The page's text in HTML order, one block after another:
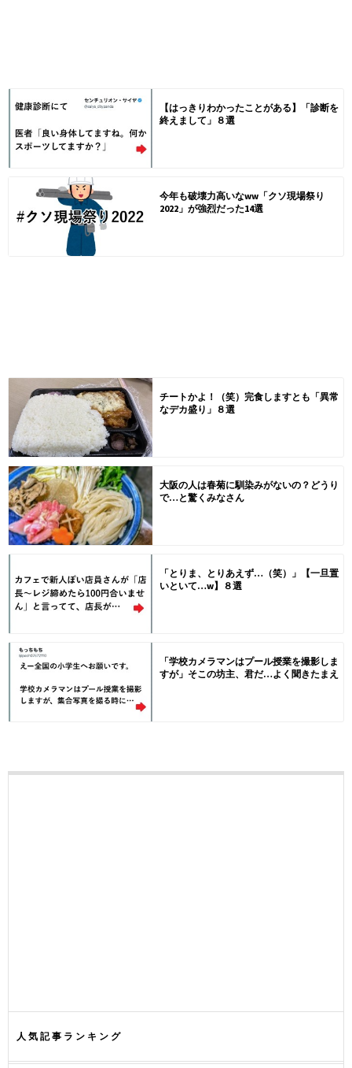
【はっきりわかったことがある】「診断を
終えまして」８選
今年も破壊力高いなww「クソ現場祭り
2022」が強烈だった14選
チートかよ！（笑）完食しますとも「異常
なデカ盛り」８選
大阪の人は春菊に馴染みがないの？どうり
で…と驚くみなさん
「とりま、とりあえず…（笑）」【一旦置
いといて…w】８選
「学校カメラマンはプール授業を撮影しま
すが」そこの坊主、君だ…よく聞きたまえ
人気記事ランキング